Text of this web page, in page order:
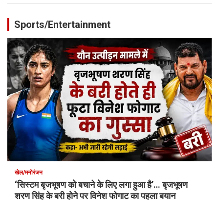
Sports/Entertainment
खेल/मनोरंजन
‘सिस्टम बृजभूषण को बचाने के लिए लगा हुआ है’… बृजभूषण
शरण सिंह के बरी होने पर विनेश फोगाट का पहला बयान